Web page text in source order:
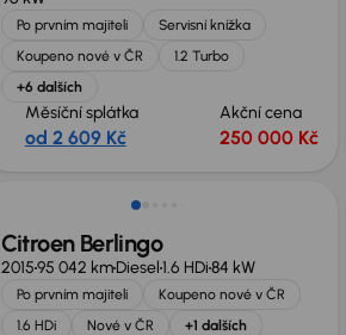
Po prvním majiteli
Servisní knížka
Koupeno nové v ČR
1.2 Turbo
+6 dalších
Měsíční splátka
od 2 609 Kč
Akční cena
250 000 Kč
Zlevněno o 20 000 Kč
Citroen Berlingo
201595 042 kmDiesel1.6 HDi84 kW
Po prvním majiteli
Koupeno nové v ČR
1.6 HDi
Nové v ČR +1 dalších